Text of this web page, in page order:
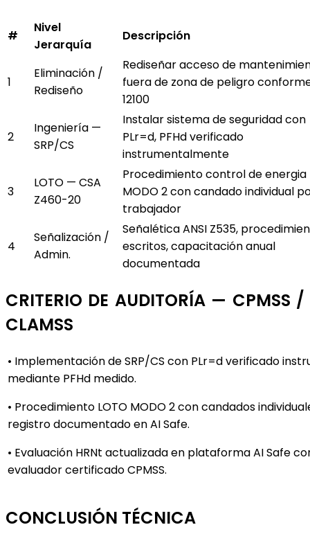
#
Nivel
Jerarquía
Descripción
1
Eliminación /
Rediseño
Rediseñar acceso de
fuera de zona de peligro
12100
2
Ingeniería —
SRP/CS
Instalar sistema de seguridad con
PLr=d, PFHd verificado
instrumentalmente
3
LOTO — CSA
Z460-20
Procedimiento control de energia
MODO 2 con candado individual
trabajador
4
Señalización /
Admin.
Señalética ANSI Z535,
escritos, capacitación anual
documentada
CRITERIO DE AUDITORÍA — CPMSS /
CLAMSS
• Implementación de SRP/CS con PLr=d verificado
mediante PFHd medido.
• Procedimiento LOTO MODO 2 con candados
registro documentado en AI Safe.
• Evaluación HRNt actualizada en plataforma AI Safe
evaluador certificado CPMSS.
CONCLUSIÓN TÉCNICA